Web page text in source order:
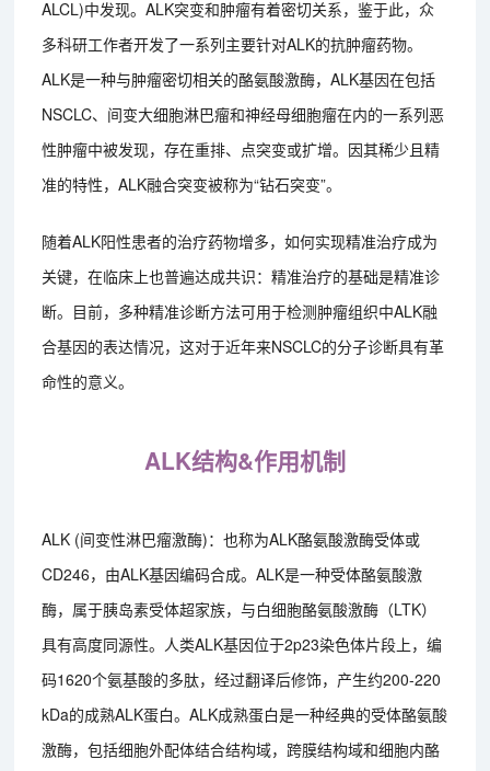
ALCL)中发现。ALK突变和肿瘤有着密切关系，鉴于此，众
多科研工作者开发了一系列主要针对ALK的抗肿瘤药物。
ALK是一种与肿瘤密切相关的酪氨酸激酶，ALK基因在包括
NSCLC、间变大细胞淋巴瘤和神经母细胞瘤在内的一系列恶
性肿瘤中被发现，存在重排、点突变或扩增。因其稀少且精
准的特性，ALK融合突变被称为“钻石突变”。
随着ALK阳性患者的治疗药物增多，如何实现精准治疗成为
关键，在临床上也普遍达成共识：精准治疗的基础是精准诊
断。目前，多种精准诊断方法可用于检测肿瘤组织中ALK融
合基因的表达情况，这对于近年来NSCLC的分子诊断具有革
命性的意义。
ALK结构&作用机制
ALK (间变性淋巴瘤激酶)：也称为ALK酪氨酸激酶受体或
CD246，由ALK基因编码合成。ALK是一种受体酪氨酸激
酶，属于胰岛素受体超家族，与白细胞酪氨酸激酶（LTK）
具有高度同源性。人类ALK基因位于2p23染色体片段上，编
码1620个氨基酸的多肽，经过翻译后修饰，产生约200-220
kDa的成熟ALK蛋白。ALK成熟蛋白是一种经典的受体酪氨酸
激酶，包括细胞外配体结合结构域，跨膜结构域和细胞内酪